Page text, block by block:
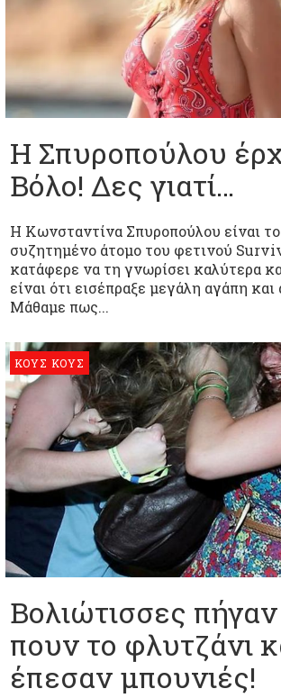
Η Σπυροπούλου
Βόλο! Δες γιατί…
Η Κωνσταντίνα Σπυροπούλου είναι το
συζητημένο άτομο του φετινού
κατάφερε να τη γνωρίσει καλύτερα
είναι ότι εισέπραξε μεγάλη αγάπη
Μάθαμε πως...
ΚΟΥΣ ΚΟΥΣ
Βολιώτισσες
πουν το φλυτζάνι
έπεσαν μπουνιές!